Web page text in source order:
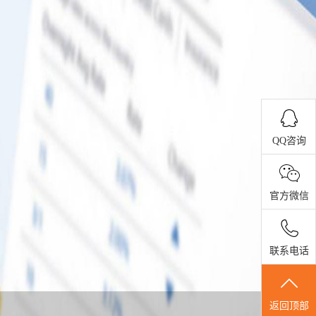
QQ咨询
官方微信
联系电话
返回顶部